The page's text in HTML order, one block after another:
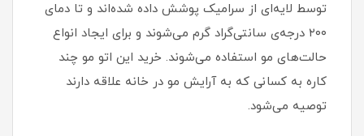
توسط لایه‌ای از سرامیک پوشش داده شده‌اند و تا دمای
۲۰۰ درجه‌ی سانتی‌گراد گرم می‌شوند و برای ایجاد انواع
حالت‌های مو استفاده می‌شوند. خرید این اتو مو چند
کاره به کسانی که به آرایش مو در خانه علاقه دارند
توصیه می‌شود.